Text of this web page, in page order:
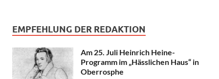
EMPFEHLUNG DER REDAKTION
Am 25. Juli Heinrich Heine-
Programm im „Hässlichen Haus“ in
Oberrosphe